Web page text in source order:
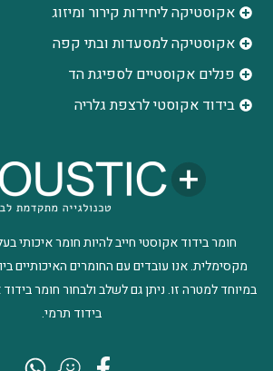
חומר בידוד אקוסטי חייב להיות חומר איכותי
מקסימלית. אנו עובדים עם החומרים האיכותיים
במיוחד למטרה זו. ניתן גם לשלב ולבחור חומר
בידוד תרמי.
‫אקוסטיקה ליחידות קירור ומיזוג
אקוסטיקה למסעדות ובתי קפה
פנלים אקוסטיים לספיגת הד
בידוד אקוסטי לרצפת גלריה